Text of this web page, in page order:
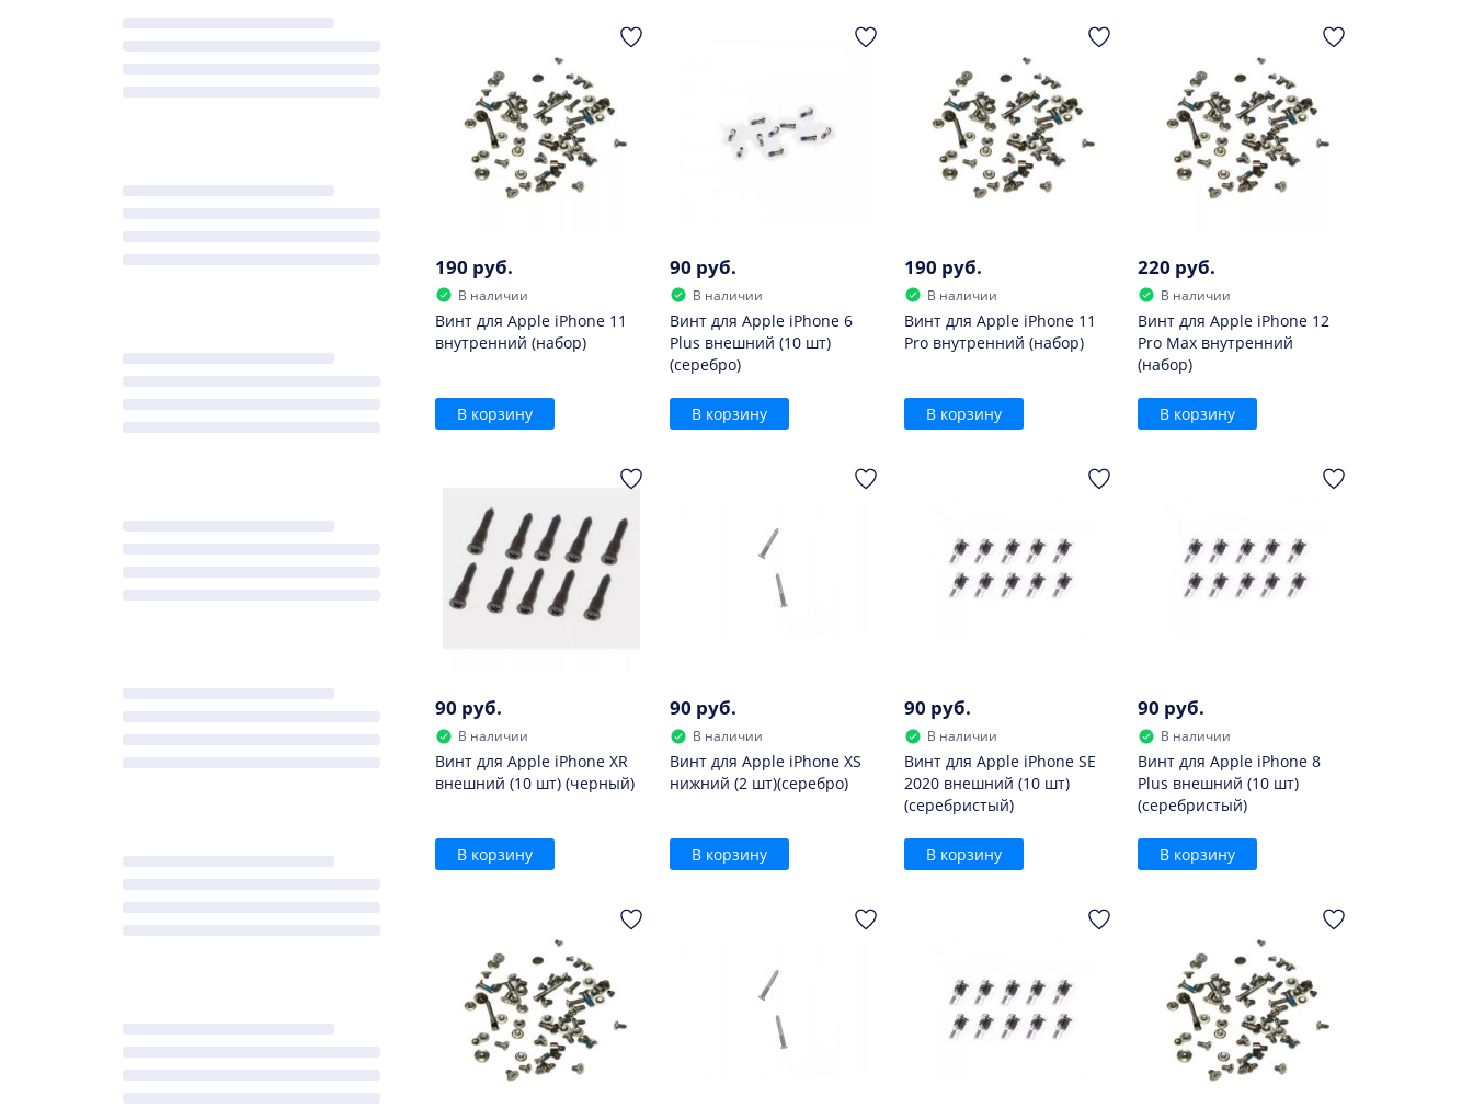
190 руб.
В наличии
Винт для Apple iPhone 11
внутренний (набор)
В корзину
90 руб.
В наличии
Винт для Apple iPhone 6
Plus внешний (10 шт)
(серебро)
В корзину
190 руб.
В наличии
Винт для Apple iPhone 11
Pro внутренний (набор)
В корзину
220 руб.
В наличии
Винт для Apple iPhone 12
Pro Max внутренний
(набор)
В корзину
90 руб.
В наличии
Винт для Apple iPhone XR
внешний (10 шт) (черный)
В корзину
90 руб.
В наличии
Винт для Apple iPhone XS
нижний (2 шт)(серебро)
В корзину
90 руб.
В наличии
Винт для Apple iPhone SE
2020 внешний (10 шт)
(серебристый)
В корзину
90 руб.
В наличии
Винт для Apple iPhone 8
Plus внешний (10 шт)
(серебристый)
В корзину